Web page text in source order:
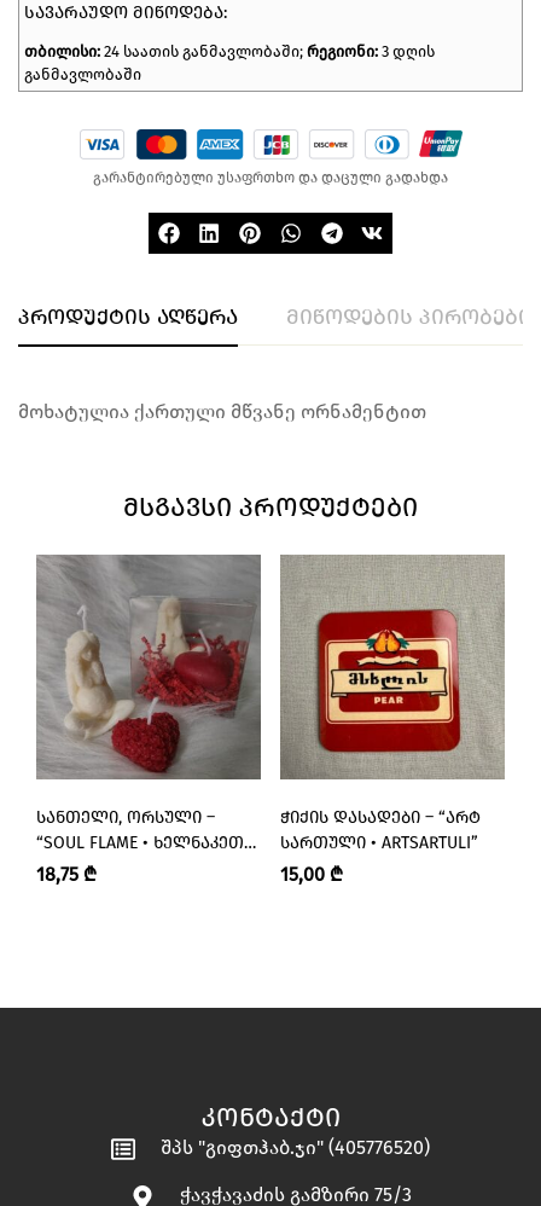
ᲡᲐᲕᲐᲠᲐᲣᲓᲝ ᲛᲘᲬᲝᲓᲔᲑᲐ:
თბილისი: 24 საათის განმავლობაში; რეგიონი: 3 დღის
განმავლობაში
გარანტირებული უსაფრთხო და დაცული გადახდა
პროდუქტის აღწერა მიწოდების პირობები
მოხატულია ქართული მწვანე ორნამენტით
ᲛᲡᲒᲐᲕᲡᲘ ᲞᲠᲝᲓᲣᲥᲢᲔᲑᲘ
ᲡᲐᲜᲗᲔᲚᲘ, ᲝᲠᲡᲣᲚᲘ –
“SOUL FLAME • ᲮᲔᲚᲜᲐᲙᲔᲗᲘ
ᲐᲠᲝᲛᲐᲢᲣᲚᲘ ᲡᲐᲜᲗᲚᲔᲑᲘ”
18,75 ₾
ᲭᲘᲥᲘᲡ ᲓᲐᲡᲐᲓᲔᲑᲘ – “ᲐᲠᲢ
ᲡᲐᲠᲗᲣᲚᲘ • ARTSARTULI”
15,00 ₾
ᲙᲝᲜᲢᲐᲥᲢᲘ
შპს "გიფთჰაბ.ჯი" (405776520)
ჭავჭავაძის გამზირი 75/3